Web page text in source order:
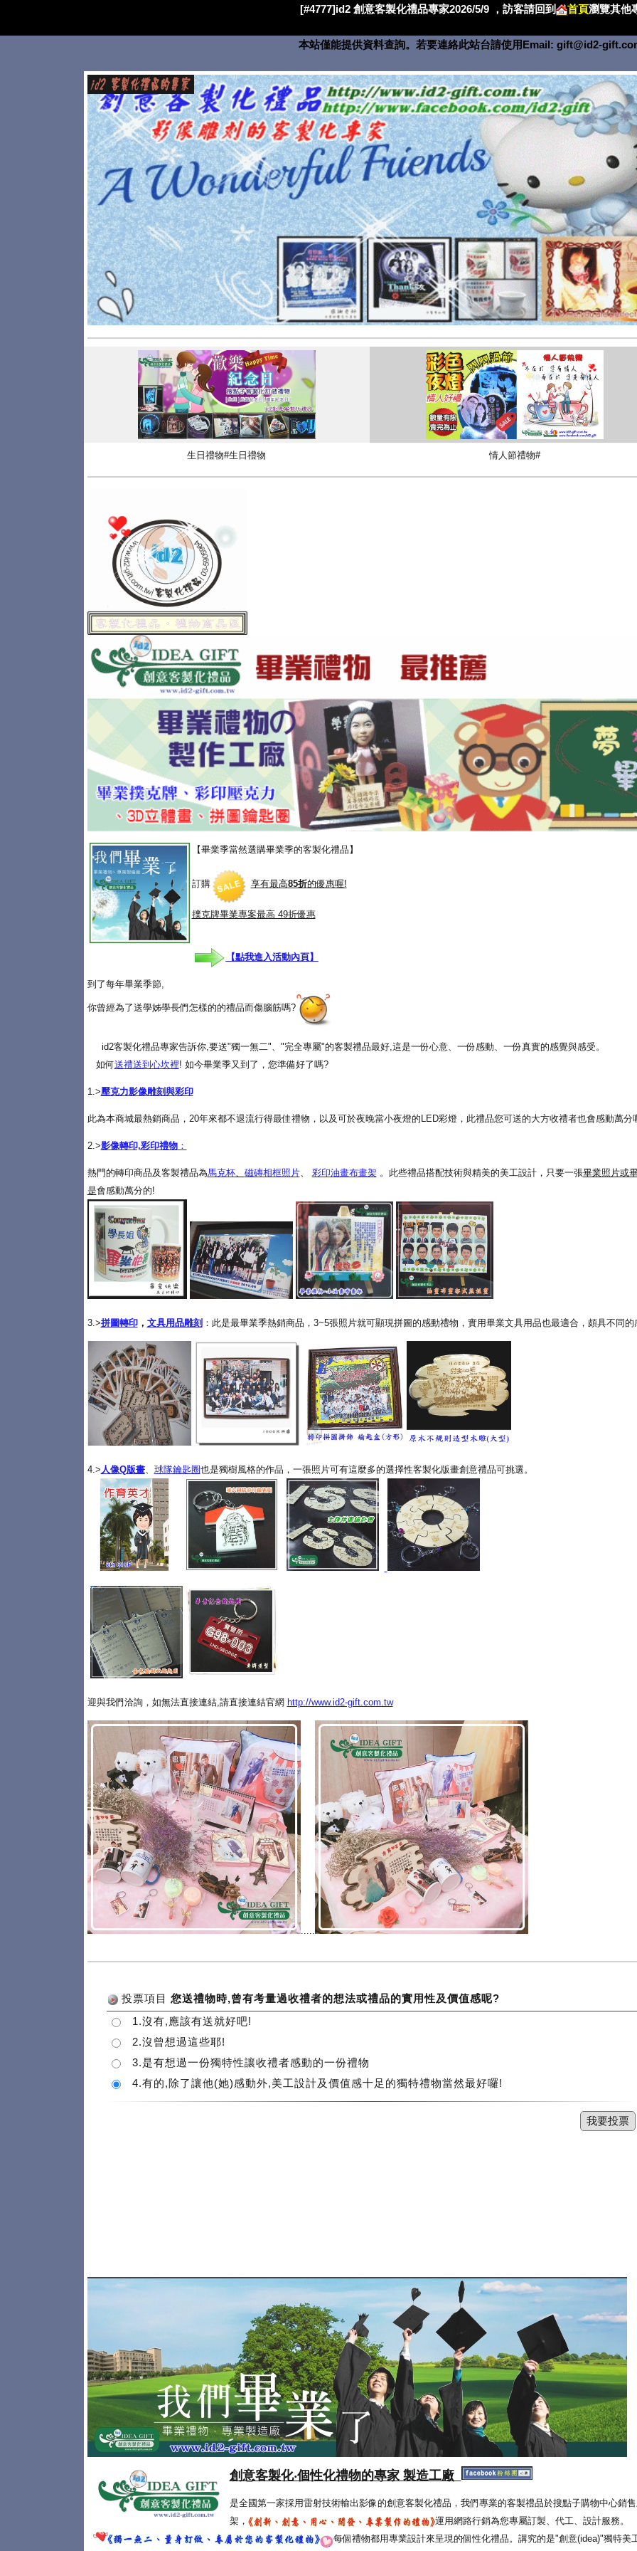
[#4777]id2 創意客製化禮品專家2026/5/9 ，訪客請回到 首頁瀏覽其他
本站僅能提供資料查詢。若要連絡此站台請使用Email: gift@id2-
生日禮物#生日禮物 情人節禮物#
【畢業季當然選購畢業季的客製化禮品】
訂購 享有最高85折的優惠喔!
撲克牌畢業專案最高 49折優惠
【點我進入活動內頁】
到了每年畢業季節,
你曾經為了送學姊學長們怎樣的的禮品而傷腦筋嗎?
id2客製化禮品專家告訴你,要送"獨一無二"、"完全專屬"的客製禮品最好,這是一份心意、一份感動、一份真實的感覺與感受。
如何送禮送到心坎裡! 如今畢業季又到了，您準備好了嗎?
1.>壓克力影像雕刻與彩印
此為本商城最熱銷商品，20年來都不退流行得最佳禮物，以及可於夜晚當小夜燈的LED彩燈，此禮品您可送的大方收禮者也會感動萬分
2.>影像轉印,彩印禮物：
熱門的轉印商品及客製禮品為馬克杯、 磁磚相框照片、 彩印油畫布畫架 。此些禮品搭配技術與精美的美工設計，只要一張畢業照片或
是會感動萬分的!
3.>拼圖轉印， 文具用品雕刻 ：此是最畢業季熱銷商品，3~5張照片就可顯現拼圖的感動禮物，實用畢業文具用品也最適合，頗具不同
4.> 人像Q版畫、 球隊鑰匙圈也是獨樹風格的作品，一張照片可有這麼多的選擇性客製化版畫創意禮品可挑選。
迎與我們洽詢，如無法直接連結,請直接連結官網 http://www.id2-gift.com.tw
.....
創意客製化‧個性化禮物的專家 製造工廠
是全國第一家採用雷射技術輸出影像的創意客製化禮品，我們專業的客製禮品於搜點子購物中心銷
架，
運用網路行銷為您專屬訂製、代工、設計服務。
每個禮物都用專業設計來呈現的個性化禮品。講究的是"創意(idea)"獨特美